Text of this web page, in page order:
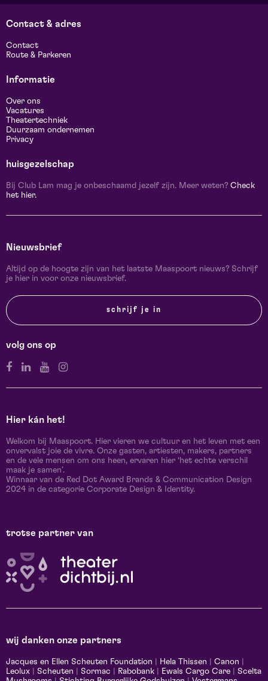
Contact & adres
Contact
Route & Parkeren
Informatie
Over ons
Vacatures
Theatertechniek
Duurzaam ondernemen
Privacy
huisgezelschap
Bij Club Lam mag je onbeschaamd jezelf zijn. Meer weten? Check
het hier.
Nieuwsbrief
Altijd op de hoogte zijn van het laatste Maaspoort nieuws? Schrijf
je hier in voor onze nieuwsbrief.
schrijf je in
volg ons op
Hier kán het!
Welkom bij Maaspoort. Hier vieren we cultuur en het leven met een
onvervalst joie de vivre. Onze gasten, artiesten, makers, partners
en de vele mensen om ons heen, ervaren hier ‘het echte verschil
maak je samen’.
Winnaar van de Red Dot Award Brands & Communication Design
2024 in de categorie Corporate Design & Identity.
trotse partner van
wij danken onze partners
Jacques en Ellen Scheuten Foundation Hela Thissen Canon
Leolux
Scheuten Sormac Rabobank Ewals Cargo Care
Scelta